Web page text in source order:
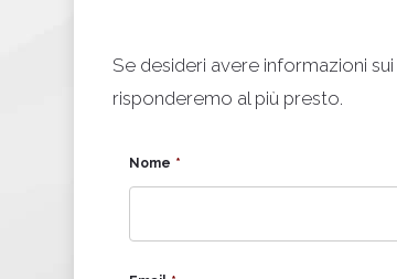
Se desideri avere informazioni
risponderemo al più presto.
Nome *